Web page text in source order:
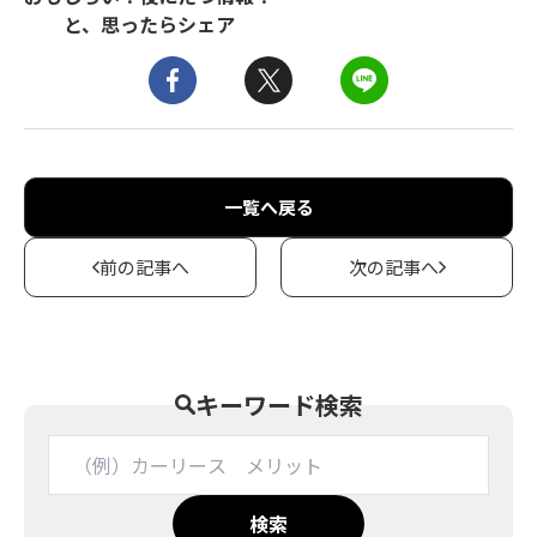
と、思ったらシェア
一覧へ戻る
前の記事へ 次の記事へ
キーワード検索
検索